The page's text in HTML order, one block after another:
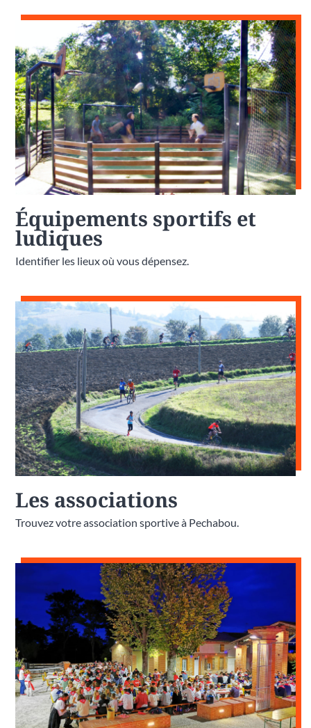
Équipements sportifs et
ludiques
Identifier les lieux où vous dépensez.
Les associations
Trouvez votre association sportive à Pechabou.